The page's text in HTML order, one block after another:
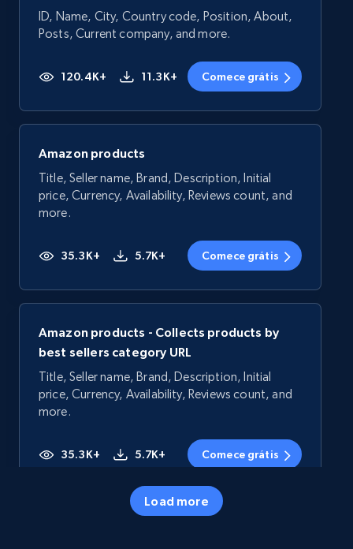
ID, Name, City, Country code, Position, About,
Posts, Current company, and more.
120.4K+ 11.3K+ Comece grátis
Amazon products
Title, Seller name, Brand, Description, Initial
price, Currency, Availability, Reviews count, and
more.
35.3K+ 5.7K+ Comece grátis
Amazon products - Collects products by
best sellers category URL
Title, Seller name, Brand, Description, Initial
price, Currency, Availability, Reviews count, and
more.
35.3K+ 5.7K+ Comece grátis
Load more